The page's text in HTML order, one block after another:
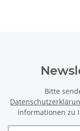
Bitte
Informationen zu